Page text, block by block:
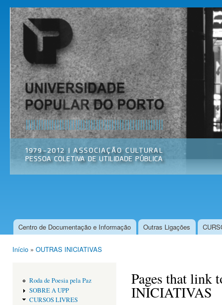
Universidade
Popular do
Porto
Associação
Cultural
Menu principal
Centro de Documentação e Informação Outras Ligações
Início » OUTRAS INICIATIVAS
Roda de Poesia pela Paz
SOBRE A UPP
CURSOS LIVRES
Pages that link
INICIATIVAS